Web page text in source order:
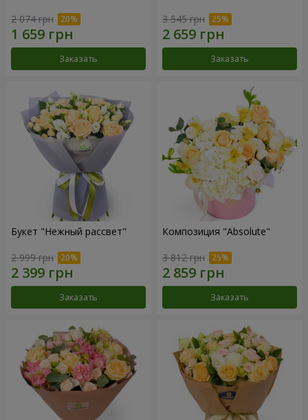
2 074 грн
Заказать
3 545 грн
Заказать
Букет "Нежный рассвет"
2 999 грн
Заказать
Композиция "Absolute"
3 812 грн
Заказать